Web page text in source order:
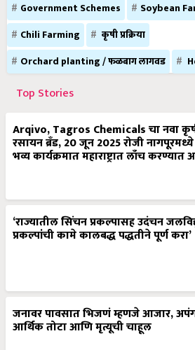
Government Schemes Soybean
Chili Farming
कृषी प्रक्रिया
Orchard planting / फळबाग लागवड
Top Stories
Arqivo, Tagros Chemicals चा नवा
रसायन ब्रँड, 20 जून 2025 रोजी नागपूरमध्ये
भव्य कार्यक्रमात महाराष्ट्रात लाँच
‘राज्यातील सिंचन प्रकल्पासह उदंचन
प्रकल्पांची कामे कालबद्ध पद्धतीने पूर्ण करा’
जनावर पावसात भिजणं म्हणजे आजार,
आर्थिक तोटा आणि मृत्यूची चाहूल